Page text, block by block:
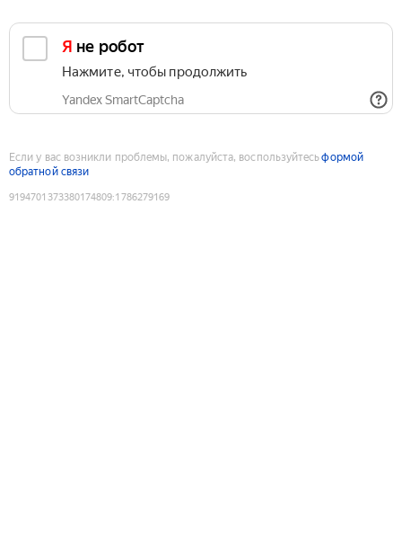
Я не робот
Нажмите, чтобы продолжить
Yandex SmartCaptcha
Если у вас возникли проблемы, пожалуйста, воспользуйтесьформой
обратной связи
9194701373380174809:1786279169